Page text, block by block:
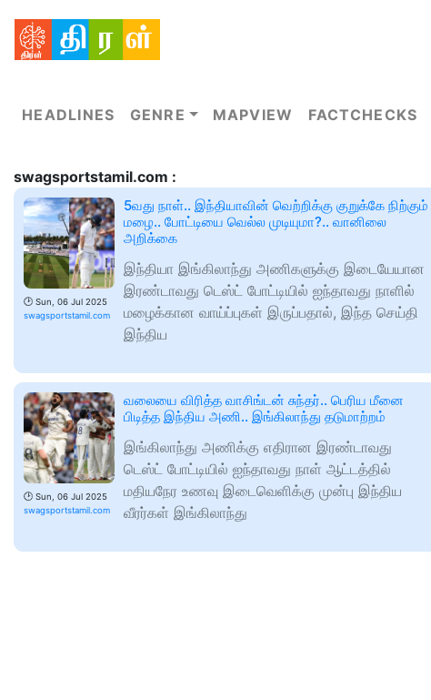
HEADLINES GENRE MAPVIEW FACTCHECKS
swagsportstamil.com :
🕑 Sun, 06 Jul 2025
swagsportstamil.com
5வது நாள்.. இந்தியாவின் வெற்றிக்கு குறுக்கே நிற்கும்
மழை.. போட்டியை வெல்ல முடியுமா?.. வானிலை
அறிக்கை
இந்தியா இங்கிலாந்து அணிகளுக்கு இடையேயான
இரண்டாவது டெஸ்ட் போட்டியில் ஐந்தாவது நாளில்
மழைக்கான வாய்ப்புகள் இருப்பதால், இந்த செய்தி
இந்திய
🕑 Sun, 06 Jul 2025
swagsportstamil.com
வலையை விரித்த வாசிங்டன் சுந்தர்.. பெரிய மீனை
பிடித்த இந்திய அணி.. இங்கிலாந்து தடுமாற்றம்
இங்கிலாந்து அணிக்கு எதிரான இரண்டாவது
டெஸ்ட் போட்டியில் ஐந்தாவது நாள் ஆட்டத்தில்
மதியநேர உணவு இடைவெளிக்கு முன்பு இந்திய
வீரர்கள் இங்கிலாந்து